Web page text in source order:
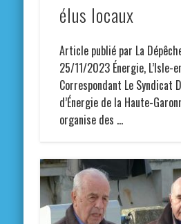
élus locaux
Article publié par La
25/11/2023 Énergie, L’Isle-
Correspondant Le Syndicat
d’Énergie de la Haute-
organise des …